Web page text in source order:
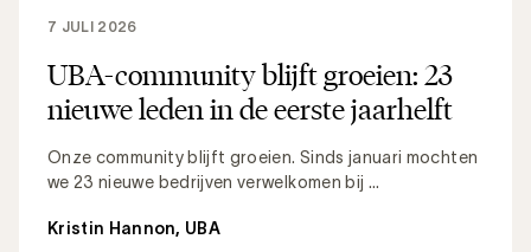
UBA-community blijft groeien: 23
nieuwe leden in de eerste jaarhelft
Onze community blijft groeien. Sinds januari mochten
we 23 nieuwe bedrijven verwelkomen bij ...
7 JULI 2026
Kristin Hannon, UBA